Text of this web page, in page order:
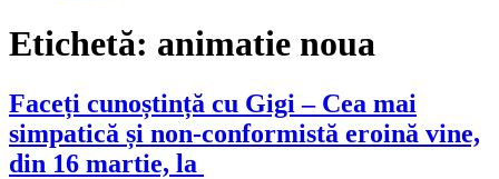
Etichetă: animatie noua
Faceți cunoștință cu Gigi – Cea mai
simpatică și non-conformistă eroină vine,
din 16 martie, la